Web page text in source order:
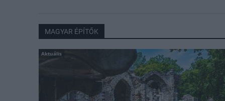
MAGYAR ÉPÍTŐK
Aktuális